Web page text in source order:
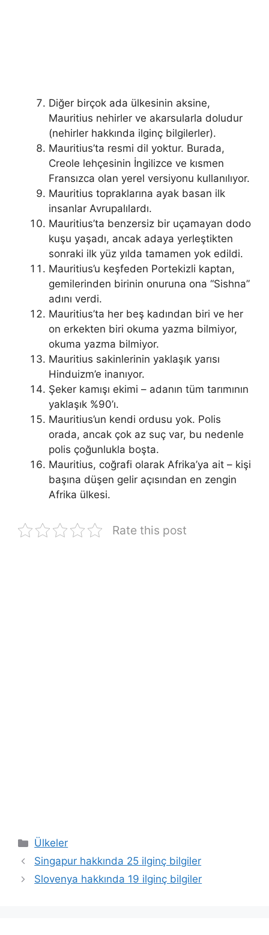
Diğer birçok ada ülkesinin aksine,
Mauritius nehirler ve akarsularla doludur
(nehirler hakkında ilginç bilgilerler).
Mauritius’ta resmi dil yoktur. Burada,
Creole lehçesinin İngilizce ve kısmen
Fransızca olan yerel versiyonu kullanılıyor.
Mauritius topraklarına ayak basan ilk
insanlar Avrupalılardı.
Mauritius’ta benzersiz bir uçamayan dodo
kuşu yaşadı, ancak adaya yerleştikten
sonraki ilk yüz yılda tamamen yok edildi.
Mauritius’u keşfeden Portekizli kaptan,
gemilerinden birinin onuruna ona “Sishna”
adını verdi.
Mauritius’ta her beş kadından biri ve her
on erkekten biri okuma yazma bilmiyor,
okuma yazma bilmiyor.
Mauritius sakinlerinin yaklaşık yarısı
Hinduizm’e inanıyor.
Şeker kamışı ekimi – adanın tüm tarımının
yaklaşık %90’ı.
Mauritius’un kendi ordusu yok. Polis
orada, ancak çok az suç var, bu nedenle
polis çoğunlukla boşta.
Mauritius, coğrafi olarak Afrika’ya ait – kişi
başına düşen gelir açısından en zengin
Afrika ülkesi.
Rate this post
Kategoriler
Ülkeler
Singapur hakkında 25 ilginç bilgiler
Slovenya hakkında 19 ilginç bilgiler